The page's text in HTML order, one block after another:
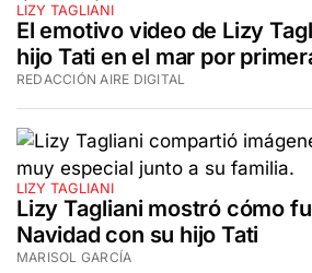
LIZY TAGLIANI
El emotivo video de Lizy
hijo Tati en el mar por
REDACCIÓN AIRE DIGITAL
LIZY TAGLIANI
Lizy Tagliani mostró cómo
Navidad con su hijo Tati
MARISOL GARCÍA